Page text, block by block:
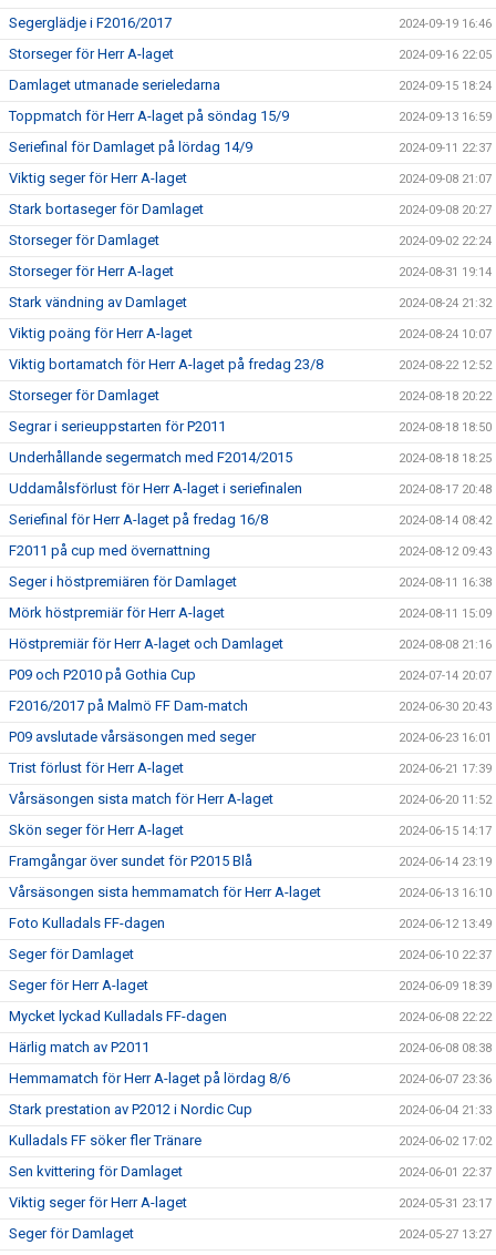
Segerglädje i F2016/2017 2024-09-19 16:46
Storseger för Herr A-laget 2024-09-16 22:05
Damlaget utmanade serieledarna 2024-09-15 18:24
Toppmatch för Herr A-laget på söndag 15/9 2024-09-13 16:59
Seriefinal för Damlaget på lördag 14/9 2024-09-11 22:37
Viktig seger för Herr A-laget 2024-09-08 21:07
Stark bortaseger för Damlaget 2024-09-08 20:27
Storseger för Damlaget 2024-09-02 22:24
Storseger för Herr A-laget 2024-08-31 19:14
Stark vändning av Damlaget 2024-08-24 21:32
Viktig poäng för Herr A-laget 2024-08-24 10:07
Viktig bortamatch för Herr A-laget på fredag 23/8 2024-08-22 12:52
Storseger för Damlaget 2024-08-18 20:22
Segrar i serieuppstarten för P2011 2024-08-18 18:50
Underhållande segermatch med F2014/2015 2024-08-18 18:25
Uddamålsförlust för Herr A-laget i seriefinalen 2024-08-17 20:48
Seriefinal för Herr A-laget på fredag 16/8 2024-08-14 08:42
F2011 på cup med övernattning 2024-08-12 09:43
Seger i höstpremiären för Damlaget 2024-08-11 16:38
Mörk höstpremiär för Herr A-laget 2024-08-11 15:09
Höstpremiär för Herr A-laget och Damlaget 2024-08-08 21:16
P09 och P2010 på Gothia Cup 2024-07-14 20:07
F2016/2017 på Malmö FF Dam-match 2024-06-30 20:43
P09 avslutade vårsäsongen med seger 2024-06-23 16:01
Trist förlust för Herr A-laget 2024-06-21 17:39
Vårsäsongen sista match för Herr A-laget 2024-06-20 11:52
Skön seger för Herr A-laget 2024-06-15 14:17
Framgångar över sundet för P2015 Blå 2024-06-14 23:19
Vårsäsongen sista hemmamatch för Herr A-laget 2024-06-13 16:10
Foto Kulladals FF-dagen 2024-06-12 13:49
Seger för Damlaget 2024-06-10 22:37
Seger för Herr A-laget 2024-06-09 18:39
Mycket lyckad Kulladals FF-dagen 2024-06-08 22:22
Härlig match av P2011 2024-06-08 08:38
Hemmamatch för Herr A-laget på lördag 8/6 2024-06-07 23:36
Stark prestation av P2012 i Nordic Cup 2024-06-04 21:33
Kulladals FF söker fler Tränare 2024-06-02 17:02
Sen kvittering för Damlaget 2024-06-01 22:37
Viktig seger för Herr A-laget 2024-05-31 23:17
Seger för Damlaget 2024-05-27 13:27